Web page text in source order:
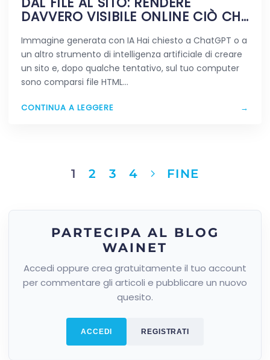
DAVVERO VISIBILE ONLINE CIÒ CHE
Immagine generata con IA Hai chiesto a ChatGPT o a
un altro strumento di intelligenza artificiale di creare
un sito e, dopo qualche tentativo, sul tuo computer
sono comparsi file HTML…
CONTINUA A LEGGERE →
1 2 3 4 FINE
PARTECIPA AL BLOG
WAINET
Accedi oppure crea gratuitamente il tuo account
per commentare gli articoli e pubblicare un nuovo
quesito.
ACCEDI REGISTRATI